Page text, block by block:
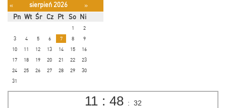
« sierpień 2026
»
Pn Wt Śr Cz Pt So Ni
1
2
3
4 5 6 7 8
9
10
11 12 13 14 15
16
17
18 19 20 21 22
23
24
25 26 27 28 29
30
31
11 : 48 : 33